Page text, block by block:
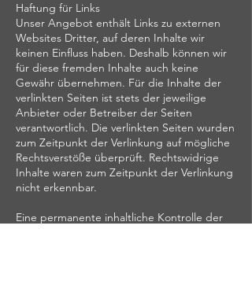
Haftung für Links
Unser Angebot enthält Links zu externen
Websites Dritter, auf deren Inhalte wir
keinen Einfluss haben. Deshalb können wir
für diese fremden Inhalte auch keine
Gewähr übernehmen. Für die Inhalte der
verlinkten Seiten ist stets der jeweilige
Anbieter oder Betreiber der Seiten
verantwortlich. Die verlinkten Seiten wurden
zum Zeitpunkt der Verlinkung auf mögliche
Rechtsverstöße überprüft. Rechtswidrige
Inhalte waren zum Zeitpunkt der Verlinkung
nicht erkennbar.
Eine permanente inhaltliche Kontrolle der